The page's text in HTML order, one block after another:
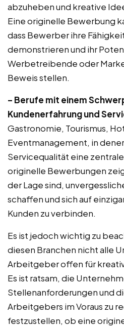
abzuheben und kreative
Eine originelle Bewerbung
dass Bewerber ihre
demonstrieren und ihr
Werbetreibende oder
Beweis stellen.
– Berufe mit einem
Kundenerfahrung und
Gastronomie, Tourismus,
Eventmanagement, in
Servicequalität eine
originelle Bewerbungen
der Lage sind,
schaffen und sich auf
Kunden zu verbinden.
Es ist jedoch wichtig zu
diesen Branchen nicht alle
Arbeitgeber offen für
Es ist ratsam, die
Stellenanforderungen und
Arbeitgebers im Voraus zu
festzustellen, ob eine